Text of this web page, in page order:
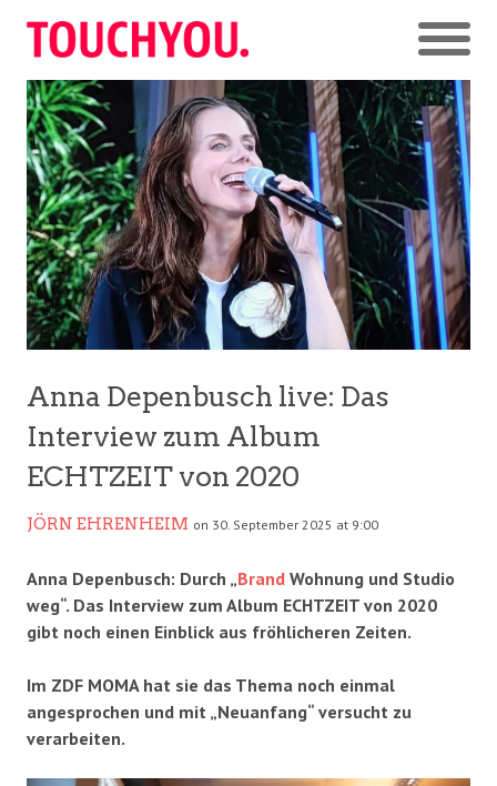
Anna Depenbusch live: Das
Interview zum Album
ECHTZEIT von 2020
JÖRN EHRENHEIM on 30. September 2025 at 9:00
Anna Depenbusch: Durch „Brand Wohnung und Studio
weg“. Das Interview zum Album ECHTZEIT von 2020
gibt noch einen Einblick aus fröhlicheren Zeiten.
Im ZDF MOMA hat sie das Thema noch einmal
angesprochen und mit „Neuanfang“ versucht zu
verarbeiten.